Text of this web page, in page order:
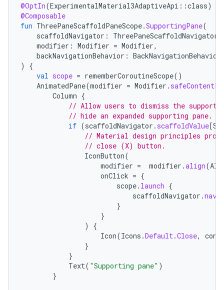
@OptIn(ExperimentalMaterial3AdaptiveApi ::class)
@Composable
fun ThreePaneScaffoldPaneScope.SupportingPane(
scaffoldNavigator :
modifier : Modifier = Modifier,
backNavigationBehavior : BackNavigationBehavior
)
{
val scope = rememberCoroutineScope()
AnimatedPane(modifier = Modifier .
Column {
// Allow users to dismiss the
// hide an expanded supporting pane.
if (scaffoldNavigator . scaffoldValue[
// Material design principles
// close (X) button.
IconButton(
modifier = modifier .align(
onClick = {
scope. launch {
scaffoldNavigator .
}
}
)
{
Icon(Icons .Default .Close,
}
}
Text( "Supporting pane" )
}